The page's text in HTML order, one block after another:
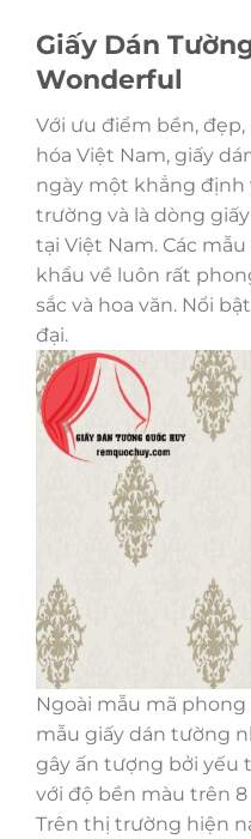
Giấy Dán
Wonderful
Với ưu điểm bền,
hóa Việt Nam, giấy
ngày một khẳng
trường và là dòng
tại Việt Nam. Các
khẩu về luôn rất
sắc và hoa văn. Nổi
đại.
Ngoài mẫu mã phong
mẫu giấy dán tường
gây ấn tượng bởi yếu
với độ bền màu trên
Trên thị trường hiện